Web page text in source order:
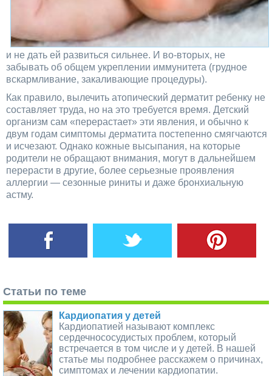
и не дать ей развиться сильнее. И во-вторых, не
забывать об общем укреплении иммунитета (грудное
вскармливание, закаливающие процедуры).
Как правило, вылечить атопический дерматит ребенку не
составляет труда, но на это требуется время. Детский
организм сам «перерастает» эти явления, и обычно к
двум годам симптомы дерматита постепенно смягчаются
и исчезают. Однако кожные высыпания, на которые
родители не обращают внимания, могут в дальнейшем
перерасти в другие, более серьезные проявления
аллергии — сезонные риниты и даже бронхиальную
астму.
Статьи по теме
Кардиопатия у детей
Кардиопатией называют комплекс
сердечнососудистых проблем, который
встречается в том числе и у детей. В нашей
статье мы подробнее расскажем о причинах,
симптомах и лечении кардиопатии.